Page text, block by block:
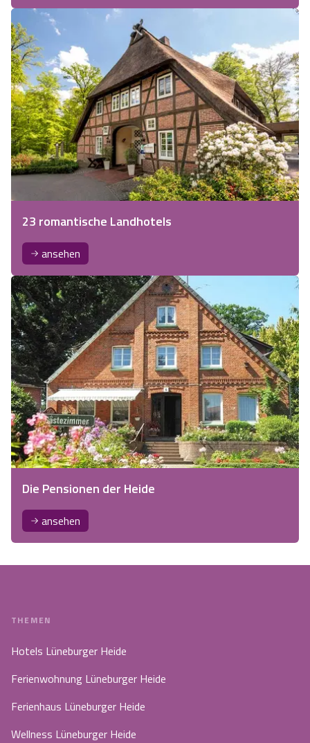
23 romantische Landhotels
ansehen
Die Pensionen der Heide
ansehen
THEMEN
Hotels Lüneburger Heide
Ferienwohnung Lüneburger Heide
Ferienhaus Lüneburger Heide
Wellness Lüneburger Heide